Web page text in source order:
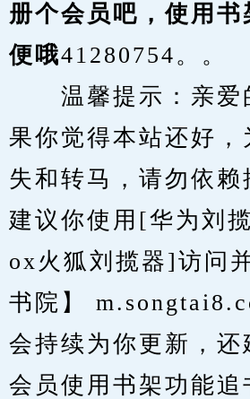
册个会员吧，使用书
便哦41280754。。
温馨提示：亲爱
果你觉得本站还好，
失和转马，请勿依赖
建议你使用[华为刘
ox火狐刘揽器]访问
书院】
会持续为你更新，还
会员使用书架功能追